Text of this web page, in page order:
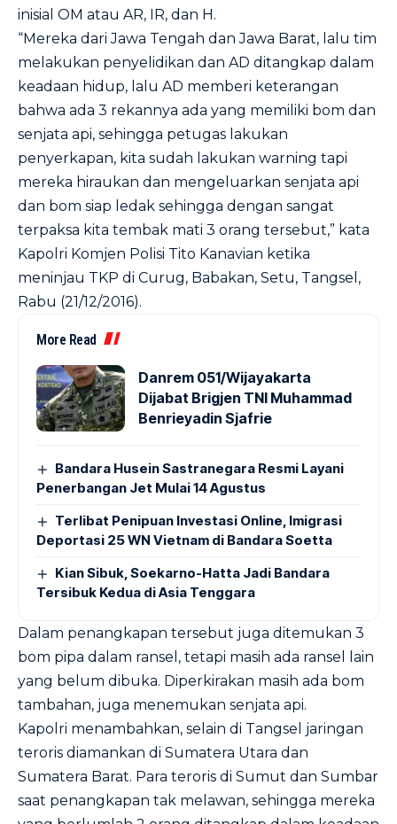
inisial OM atau AR, IR, dan H.
“Mereka dari Jawa Tengah dan Jawa Barat, lalu tim
melakukan penyelidikan dan AD ditangkap dalam
keadaan hidup, lalu AD memberi keterangan
bahwa ada 3 rekannya ada yang memiliki bom dan
senjata api, sehingga petugas lakukan
penyerkapan, kita sudah lakukan warning tapi
mereka hiraukan dan mengeluarkan senjata api
dan bom siap ledak sehingga dengan sangat
terpaksa kita tembak mati 3 orang tersebut,” kata
Kapolri Komjen Polisi Tito Kanavian ketika
meninjau TKP di Curug, Babakan, Setu, Tangsel,
Rabu (21/12/2016).
More Read
Danrem 051/Wijayakarta
Dijabat Brigjen TNI Muhammad
Benrieyadin Sjafrie
Bandara Husein Sastranegara Resmi Layani
Penerbangan Jet Mulai 14 Agustus
Terlibat Penipuan Investasi Online, Imigrasi
Deportasi 25 WN Vietnam di Bandara Soetta
Kian Sibuk, Soekarno-Hatta Jadi Bandara
Tersibuk Kedua di Asia Tenggara
Dalam penangkapan tersebut juga ditemukan 3
bom pipa dalam ransel, tetapi masih ada ransel lain
yang belum dibuka. Diperkirakan masih ada bom
tambahan, juga menemukan senjata api.
Kapolri menambahkan, selain di Tangsel jaringan
teroris diamankan di Sumatera Utara dan
Sumatera Barat. Para teroris di Sumut dan Sumbar
saat penangkapan tak melawan, sehingga mereka